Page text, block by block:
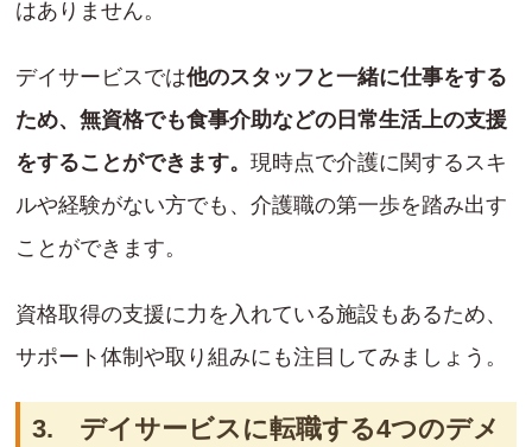
はありません。
デイサービスでは他のスタッフと一緒に仕事をする
ため、無資格でも食事介助などの日常生活上の支援
をすることができます。 現時点で介護に関するスキ
ルや経験がない方でも、介護職の第一歩を踏み出す
ことができます。
資格取得の支援に力を入れている施設もあるため、
サポート体制や取り組みにも注目してみましょう。
3. デイサービスに転職する4つのデメ